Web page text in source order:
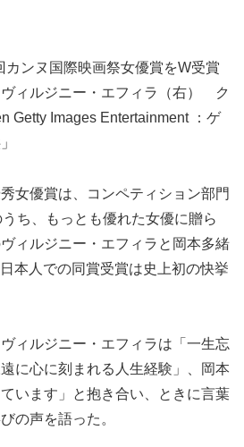
ンヌ国際映画祭⼥優賞をW受賞
ィルジニー・エフィラ（右） ク
Getty Images Entertainment ：ゲ
女優賞は、コンペティション部門
ち、もっとも優れた女優に贈ら
ィルジニー・エフィラと岡本多緒
本人での同賞受賞は史上初の快挙
ィルジニー・エフィラは「一生忘
に心に刻まれる人生経験」、岡本
います」と抱き合い、ときに言葉
の声を語った。